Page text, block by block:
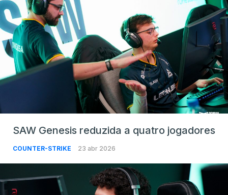
SAW Genesis reduzida a quatro jogadores
COUNTER-STRIKE 23 abr 2026